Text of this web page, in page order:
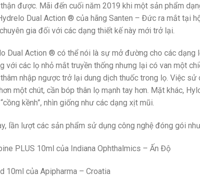
được. Mãi đến cuối năm 2019 khi một sản phẩm
Dual Action ® của hãng Santen – Đức ra mắt tại
gia đối với các dạng thiết kế này mới trở lại.
Dual Action ® có thể nói là sự mở đường cho các dạng
với các lọ nhỏ mắt truyền thống nhưng lại có van một
nhập ngược trở lại dung dịch thuốc trong lọ. Việc
một chút, cần bóp thân lọ mạnh tay hơn. Mặt khác,
kềnh”, nhìn giống như các dạng xịt mũi.
lần lượt các sản phẩm sử dụng công nghệ đóng gói
PLUS 10ml của Indiana Ophthalmics – Ấn Độ
10ml của Apipharma – Croatia